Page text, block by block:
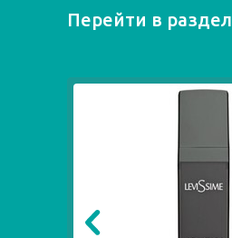
Перейти в раздел